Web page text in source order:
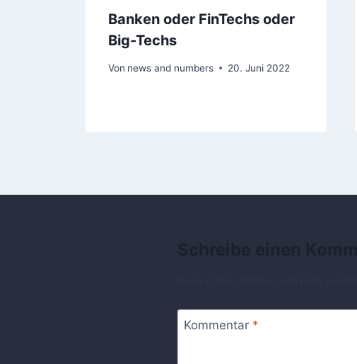
Banken oder FinTechs oder
Big-Techs
Von news and numbers 20. Juni 2022
Kommentar *